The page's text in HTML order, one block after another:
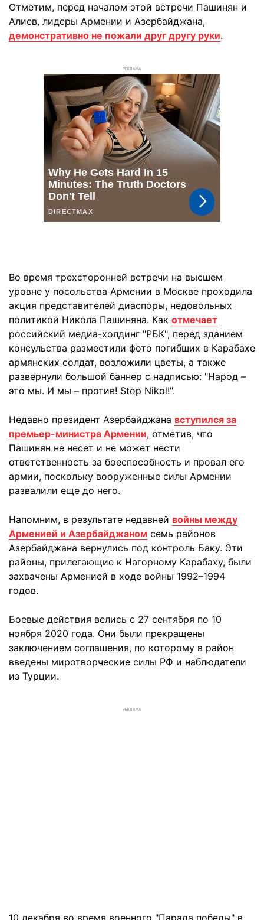
Отметим, перед началом этой встречи Пашинян и
Алиев, лидеры Армении и Азербайджана,
демонстративно не пожали друг другу руки.
РЕКЛАМА
Во время трехсторонней встречи на высшем
уровне у посольства Армении в Москве проходила
акция представителей диаспоры, недовольных
политикой Никола Пашиняна. Как отмечает
российский медиа-холдинг "РБК", перед зданием
консульства разместили фото погибших в Карабахе
армянских солдат, возложили цветы, а также
развернули большой баннер с надписью: "Народ –
это мы. И мы – против! Stop Nikol!".
Недавно президент Азербайджана вступился за
премьер-министра Армении, отметив, что
Пашинян не несет и не может нести
ответственность за боеспособность и провал его
армии, поскольку вооруженные силы Армении
развалили еще до него.
Напомним, в результате недавней войны между
Арменией и Азербайджаном семь районов
Азербайджана вернулись под контроль Баку. Эти
районы, прилегающие к Нагорному Карабаху, были
захвачены Арменией в ходе войны 1992–1994
годов.
Боевые действия велись с 27 сентября по 10
ноября 2020 года. Они были прекращены
заключением соглашения, по которому в район
введены миротворческие силы РФ и наблюдатели
из Турции.
РЕКЛАМА
10 декабря во время военного "Парада победы" в